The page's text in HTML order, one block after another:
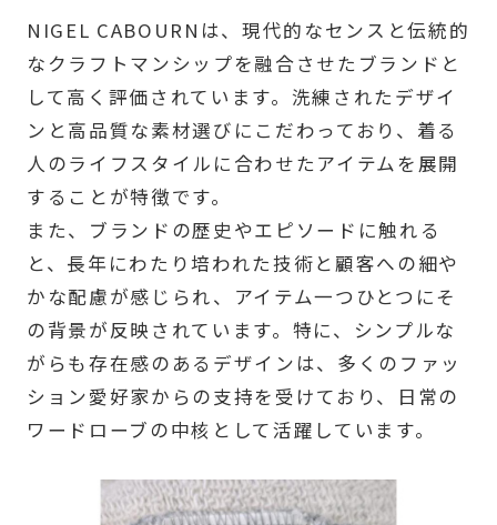
NIGEL CABOURNは、現代的なセンスと伝統的
なクラフトマンシップを融合させたブランドと
して高く評価されています。洗練されたデザイ
ンと高品質な素材選びにこだわっており、着る
人のライフスタイルに合わせたアイテムを展開
することが特徴です。
また、ブランドの歴史やエピソードに触れる
と、長年にわたり培われた技術と顧客への細や
かな配慮が感じられ、アイテム一つひとつにそ
の背景が反映されています。特に、シンプルな
がらも存在感のあるデザインは、多くのファッ
ション愛好家からの支持を受けており、日常の
ワードローブの中核として活躍しています。